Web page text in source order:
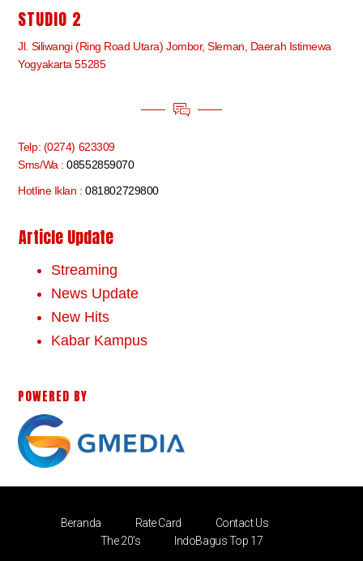
STUDIO 2
Jl. Siliwangi (Ring Road Utara) Jombor, Sleman, Daerah Istimewa
Yogyakarta 55285
Telp: (0274) 623309
Sms/Wa :08552859070
Hotline Iklan :081802729800
Article Update
Streaming
News Update
New Hits
Kabar Kampus
POWERED BY
Beranda Rate Card
Contact Us
The 20’s
IndoBagus Top 17